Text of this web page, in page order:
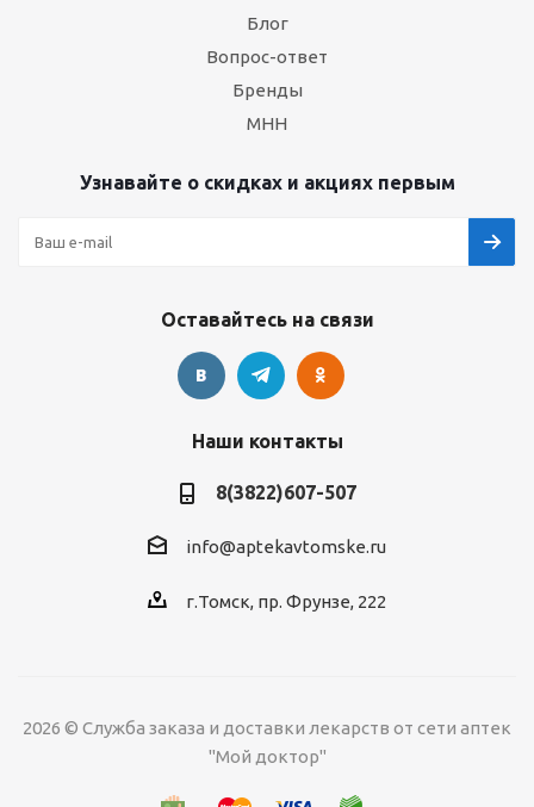
Блог
Вопрос-ответ
Бренды
МНН
Узнавайте о скидках и акциях первым
Оставайтесь на связи
Наши контакты
8(3822)607-507
info@aptekavtomske.ru
г.Томск, пр. Фрунзе, 222
2026 © Служба заказа и доставки лекарств от сети аптек
"Мой доктор"
Нажимая "Подписаться" вы